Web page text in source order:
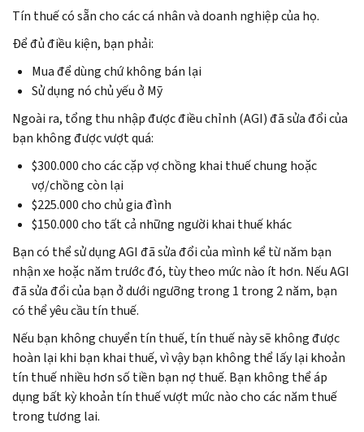
Tín thuế có sẵn cho các cá nhân và doanh nghiệp của họ.
Để đủ điều kiện, bạn phải:
Mua để dùng chứ không bán lại
Sử dụng nó chủ yếu ở Mỹ
Ngoài ra, tổng thu nhập được điều chỉnh (AGI) đã sửa đổi của
bạn không được vượt quá:
$300.000 cho các cặp vợ chồng khai thuế chung hoặc
vợ/chồng còn lại
$225.000 cho chủ gia đình
$150.000 cho tất cả những người khai thuế khác
Bạn có thể sử dụng AGI đã sửa đổi của mình kể từ năm bạn
nhận xe hoặc năm trước đó, tùy theo mức nào ít hơn. Nếu AGI
đã sửa đổi của bạn ở dưới ngưỡng trong 1 trong 2 năm, bạn
có thể yêu cầu tín thuế.
Nếu bạn không chuyển tín thuế, tín thuế này sẽ không được
hoàn lại khi bạn khai thuế, vì vậy bạn không thể lấy lại khoản
tín thuế nhiều hơn số tiền bạn nợ thuế. Bạn không thể áp
dụng bất kỳ khoản tín thuế vượt mức nào cho các năm thuế
trong tương lai.